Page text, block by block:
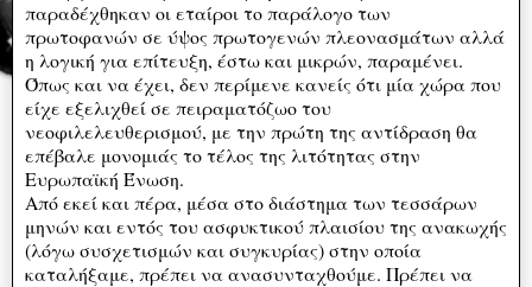
παραδέχθηκαν οι εταίροι το παράλογο των
πρωτοφανών σε ύψος πρωτογενών πλεονασμάτων αλλά
η λογική για επίτευξη, έστω και μικρών, παραμένει.
Όπως και να έχει, δεν περίμενε κανείς ότι μία χώρα που
είχε εξελιχθεί σε πειραματόζωο του
νεοφιλελευθερισμού, με την πρώτη της αντίδραση θα
επέβαλε μονομιάς το τέλος της λιτότητας στην
Ευρωπαϊκή Ένωση.
Από εκεί και πέρα, μέσα στο διάστημα των τεσσάρων
μηνών και εντός του ασφυκτικού πλαισίου της ανακωχής
(λόγω συσχετισμών και συγκυρίας) στην οποία
καταλήξαμε, πρέπει να ανασυνταχθούμε. Πρέπει να